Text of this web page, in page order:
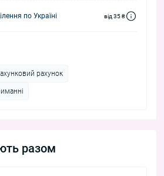
по Україні від 35 ₴
рахунок
разом